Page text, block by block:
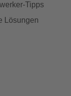
Tipps
Lösungen